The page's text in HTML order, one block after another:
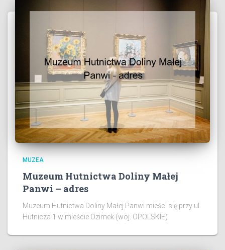
MUZEA
Muzeum Hutnictwa Doliny Małej
Panwi – adres
Muzeum Hutnictwa Doliny Małej Panwi mieści się przy ul.
Hutnicza 1 w mieście Ozimek (woj. OPOLSKIE)